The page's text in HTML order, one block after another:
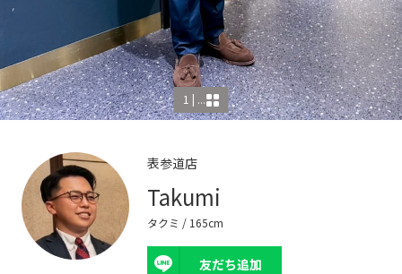
1 | ...
表参道店
Takumi
タクミ / 165cm
友だち追加